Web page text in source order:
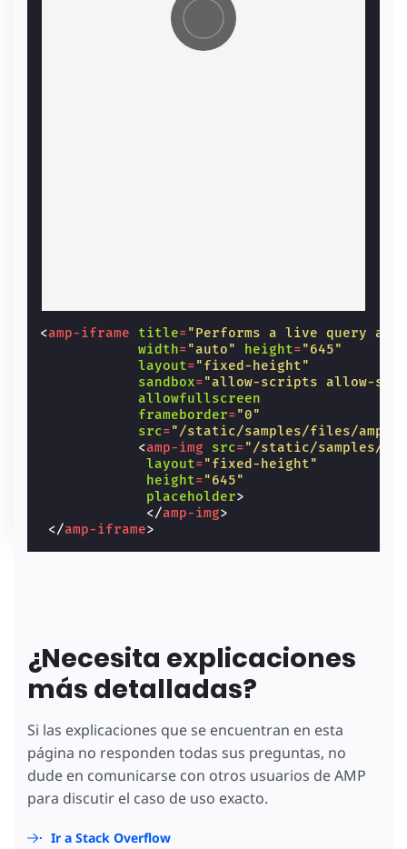
<amp-iframe title="Performs a live query
width="auto" height="645"
layout="fixed-height"
sandbox="allow-scripts allow-
allowfullscreen
frameborder="0"
src="/static/samples/files/amp-
<amp-img src="/static/samples/
layout="fixed-height"
height="645"
placeholder>
</amp-img>
</amp-iframe>
¿Necesita explicaciones
más detalladas?
Si las explicaciones que se encuentran en esta
página no responden todas sus preguntas, no
dude en comunicarse con otros usuarios de AMP
para discutir el caso de uso exacto.
Ir a Stack Overflow